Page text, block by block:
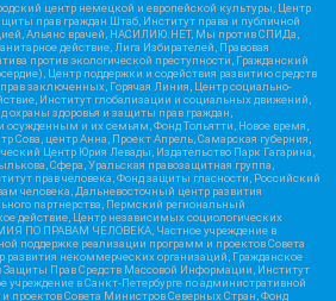
центр немецкой и европейской культуры, Центр
прав граждан Штаб, Институт права и публичной
Альянс врачей, НАСИЛИЮ.НЕТ, Мы против СПИДа,
действие, Лига Избирателей, Правовая
против экологической преступности, Гражданский
Центр поддержки и содействия развитию средств
заключенных, Горячая Линия, Центр социально-
Институт глобализации и социальных движений,
охраны здоровья и защиты прав граждан,
осужденным и их семьям, Фонд Тольятти, Новое время,
Сова, центр Анна, Проект Апрель, Самарская губерния,
Центр Юрия Левады, Издательство Парк Гагарина,
Сфера, Уральская правозащитная группа,
прав человека, Фонд защиты гласности, Российский
человека, Дальневосточный центр развития
партнерства, Пермский региональный
действие, Центр независимых социологических
ПО ПРАВАМ ЧЕЛОВЕКА, Частное учреждение в
поддержке реализации программ и проектов Совета
развития некоммерческих организаций, Гражданское
Защиты Прав Средств Массовой Информации, Институт
учреждение в Санкт-Петербурге по административной
проектов Совета Министров Северных Стран, Фонд